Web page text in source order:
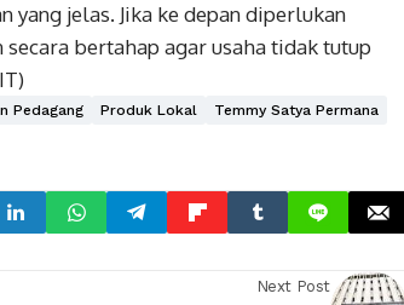
yang jelas. Jika ke depan diperlukan
bertahap agar usaha tidak tutup
Pedagang Produk Lokal
Temmy Satya Permana
Next Post